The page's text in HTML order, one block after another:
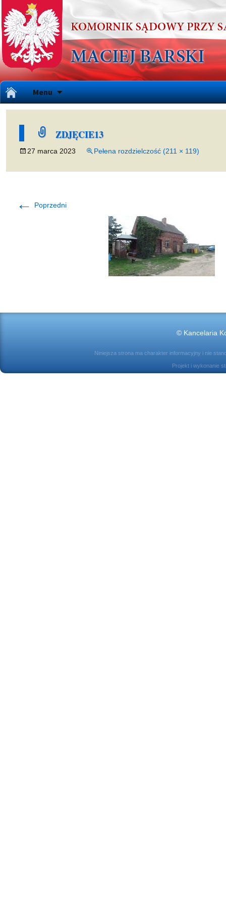
Menu
do
ZDJĘCIE13
27 marca 2023 Pełena rozdzielczość (211 × 119)
← Poprzedni
© Kancelaria
Niniejsza strona ma charakter informacyjny i nie
Projekt i wykonanie